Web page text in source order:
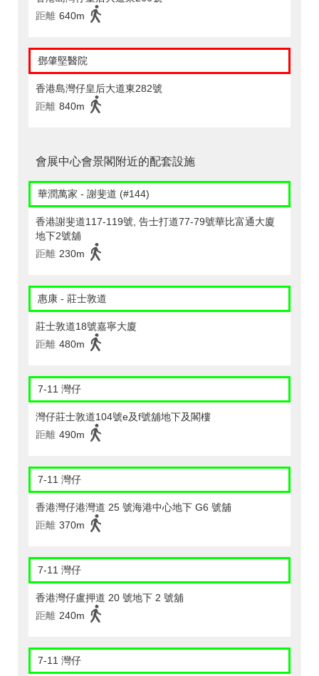
距離 640m
鄧肇堅醫院
香港島灣仔皇后大道東282號
距離 840m
會展中心會景閣附近的配套設施
華潤萬家 - 謝斐道 (#144)
香港謝斐道117-119號, 告士打道77-79號華比富通大廈
地下2號舖
距離 230m
惠康 - 莊士敦道
莊士敦道18號嘉寧大廈
距離 480m
7-11 灣仔
灣仔莊士敦道104號e及f號舖地下及閣樓
距離 490m
7-11 灣仔
香港灣仔港灣道 25 號海港中心地下 G6 號舖
距離 370m
7-11 灣仔
香港灣仔盧押道 20 號地下 2 號舖
距離 240m
7-11 灣仔